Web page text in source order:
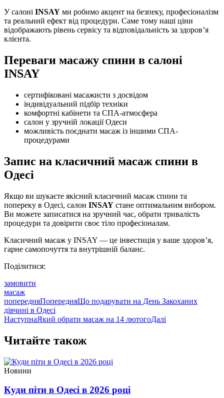
У салоні INSAY ми робимо акцент на безпеку, професіоналізм
та реальний ефект від процедури. Саме тому наші ціни
відображають рівень сервісу та відповідальність за здоров’я
клієнта.
Переваги масажу спини в салоні
INSAY
сертифіковані масажисти з досвідом
індивідуальний підбір техніки
комфортні кабінети та СПА-атмосфера
салон у зручній локації Одеси
можливість поєднати масаж із іншими СПА-
процедурами
Запис на класичний масаж спини в
Одесі
Якщо ви шукаєте якісний класичний масаж спини та
попереку в Одесі, салон INSAY стане оптимальним вибором.
Ви можете записатися на зручний час, обрати тривалість
процедури та довірити своє тіло професіоналам.
Класичний масаж у INSAY — це інвестиція у ваше здоров’я,
гарне самопочуття та внутрішній баланс.
Поділитися:
замовити
масаж
попередняПопередняЩо подарувати на День Закоханих
дівчині в Одесі
НаступнаЯкий обрати масаж на 14 лютогоДалі
Читайте також
Новини
Куди піти в Одесі в 2026 році